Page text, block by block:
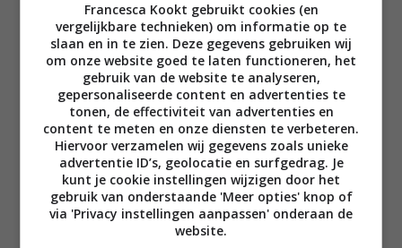
Disclaimer
Privacy voorwaarden
Contact
Francesca Kookt gebruikt cookies (en
vergelijkbare technieken) om informatie op te
slaan en in te zien. Deze gegevens gebruiken wij
om onze website goed te laten functioneren, het
gebruik van de website te analyseren,
gepersonaliseerde content en advertenties te
tonen, de effectiviteit van advertenties en
content te meten en onze diensten te verbeteren.
Hiervoor verzamelen wij gegevens zoals unieke
advertentie ID’s, geolocatie en surfgedrag. Je
kunt je cookie instellingen wijzigen door het
gebruik van onderstaande 'Meer opties' knop of
via 'Privacy instellingen aanpassen' onderaan de
website.